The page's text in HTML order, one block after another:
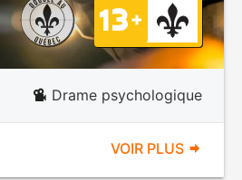
Drame psychologique
VOIR PLUS